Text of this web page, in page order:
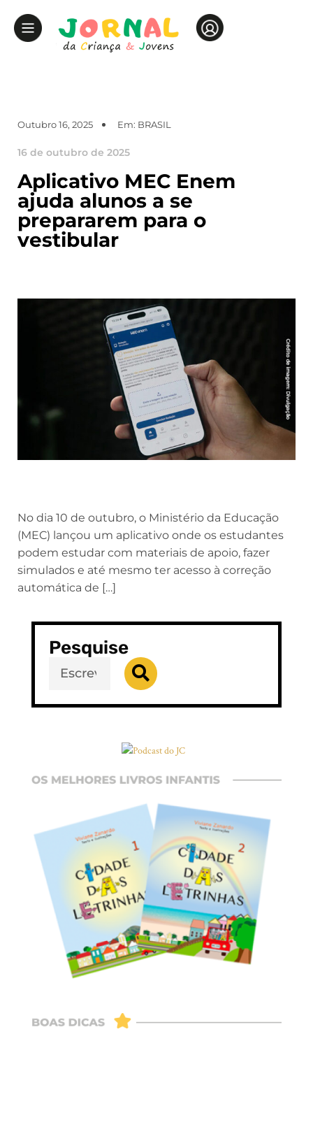
Outubro 16, 2025 Em: BRASIL
16 de outubro de 2025
Aplicativo MEC Enem
ajuda alunos a se
prepararem para o
vestibular
No dia 10 de outubro, o Ministério da Educação
(MEC) lançou um aplicativo onde os estudantes
podem estudar com materiais de apoio, fazer
simulados e até mesmo ter acesso à correção
automática de […]
Pesquise